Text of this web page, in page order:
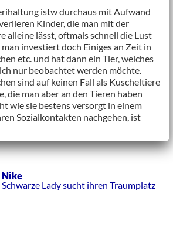
istw durchaus mit Aufwand
Kinder, die man mit der
alleine lässt, oftmals schnell die Lust
investiert doch Einiges an Zeit in
etc. und hat dann ein Tier, welches
nur beobachtet werden möchte.
sind auf keinen Fall als Kuscheltiere
die man aber an den Tieren haben
wie sie bestens versorgt in einem
Sozialkontakten nachgehen, ist
Nike
Schwarze Lady sucht ihren Traumplatz